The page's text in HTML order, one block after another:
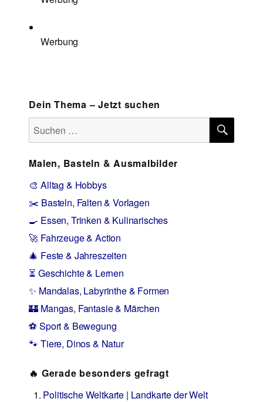
Werbung
Dein Thema – Jetzt suchen
Suchen
nach:
Malen, Basteln & Ausmalbilder
🎨 Alltag & Hobbys
✂️ Basteln, Falten & Vorlagen
🍳 Essen, Trinken & Kulinarisches
🚀 Fahrzeuge & Action
🎄 Feste & Jahreszeiten
⏳ Geschichte & Lernen
✨ Mandalas, Labyrinthe & Formen
🏰 Mangas, Fantasie & Märchen
⚽ Sport & Bewegung
🐾 Tiere, Dinos & Natur
🔥 Gerade besonders gefragt
Politische Weltkarte | Landkarte der Welt